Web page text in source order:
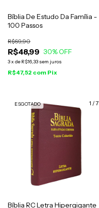
Bíblia De Estudo Da Família -
100 Passos
R$48,99
R$69,90
30% OFF
3x de R$16,33 sem juros
R$47,52 com Pix
1 /7
ESGOTADO
Bíblia RC Letra Hipergigante